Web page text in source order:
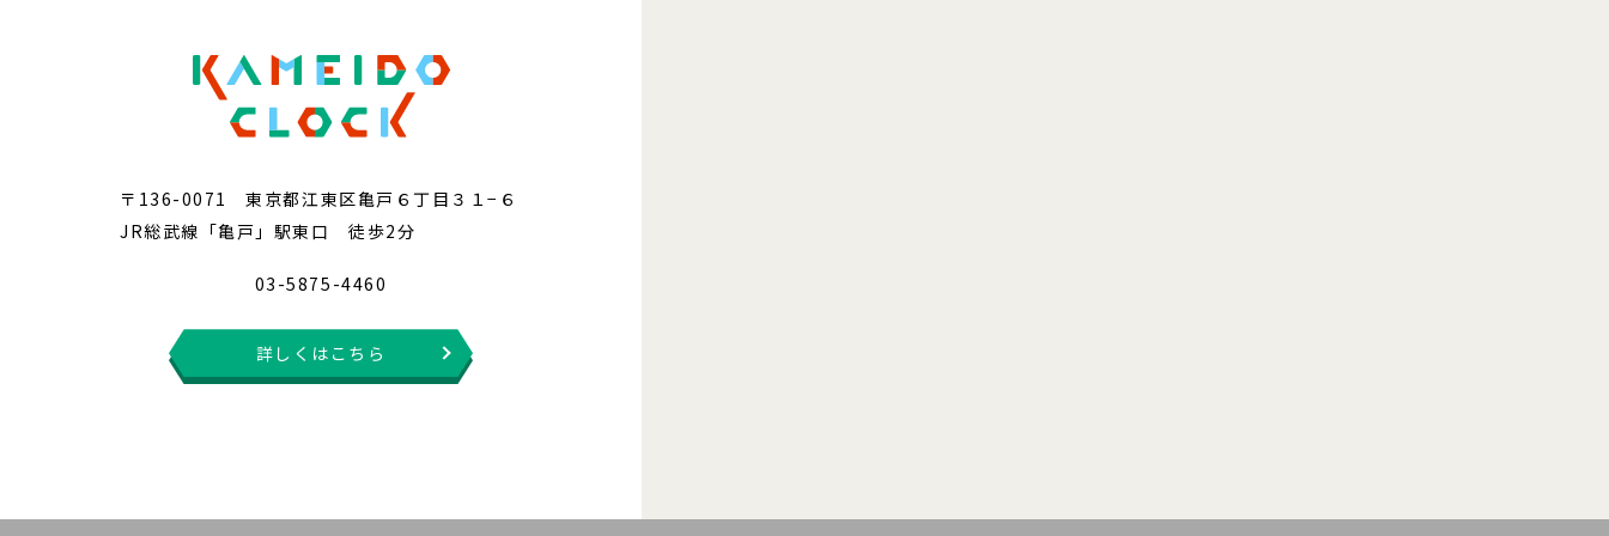
〒136-0071 東京都江東区亀戸６丁目３１−６
JR総武線「亀戸」駅東口 徒歩2分
03-5875-4460
詳しくはこちら